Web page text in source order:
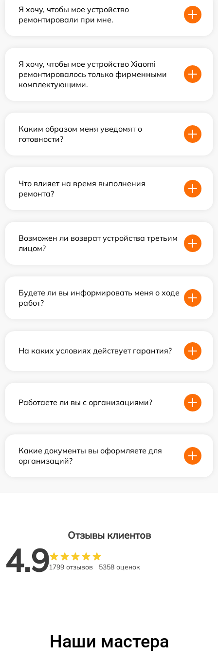
Я хочу, чтобы мое устройство
ремонтировали при мне.
Я хочу, чтобы мое устройство Xiaomi
ремонтировалось только фирменными
комплектующими.
Каким образом меня уведомят о
готовности?
Что влияет на время выполнения
ремонта?
Возможен ли возврат устройства третьим
лицом?
Будете ли вы информировать меня о ходе
работ?
На каких условиях действует гарантия?
Работаете ли вы с организациями?
Какие документы вы оформляете для
организаций?
Отзывы клиентов
4.91799 отзывов 5358 оценок
Наши мастера